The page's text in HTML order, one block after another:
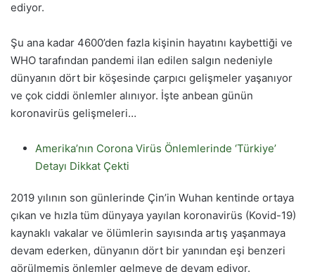
ediyor.
Şu ana kadar 4600’den fazla kişinin hayatını kaybettiği ve
WHO tarafından pandemi ilan edilen salgın nedeniyle
dünyanın dört bir köşesinde çarpıcı gelişmeler yaşanıyor
ve çok ciddi önlemler alınıyor. İşte anbean günün
koronavirüs gelişmeleri…
Amerika’nın Corona Virüs Önlemlerinde ‘Türkiye’
Detayı Dikkat Çekti
2019 yılının son günlerinde Çin’in Wuhan kentinde ortaya
çıkan ve hızla tüm dünyaya yayılan koronavirüs (Kovid-19)
kaynaklı vakalar ve ölümlerin sayısında artış yaşanmaya
devam ederken, dünyanın dört bir yanından eşi benzeri
görülmemiş önlemler gelmeye de devam ediyor.